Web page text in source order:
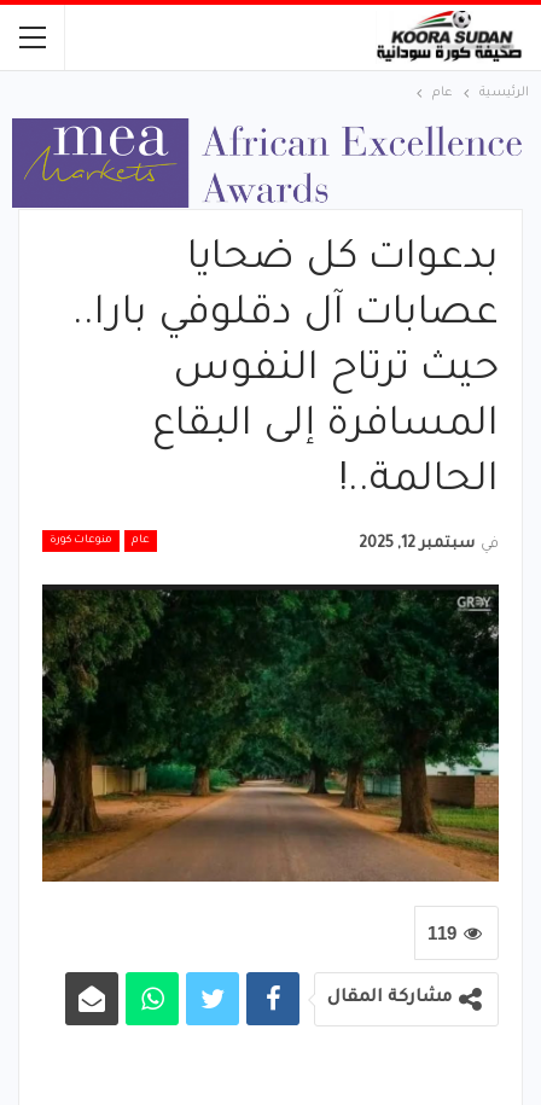
الرئيسية عام
بدعوات كل ضحايا
عصابات آل دقلوفي بارا..
حيث ترتاح النفوس
المسافرة إلى البقاع
الحالمة..!
عام منوعات كورة في سبتمبر 12, 2025
119
مشاركة المقال